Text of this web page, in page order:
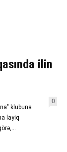
ilin
0
klubuna
layiq